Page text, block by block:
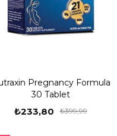
Pregnancy Formula
30 Tablet
₺233,80 ₺399,99